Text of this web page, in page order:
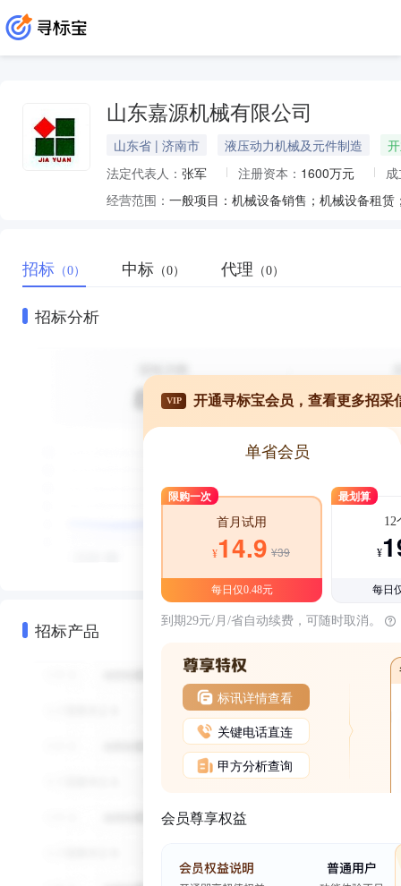
山东嘉源机械有限公司
山东省 | 济南市 液压动力机械及元件制造
法定代表人： 张军 注册资本： 1600万元
经营范围：
招标 （0） 中标 （0） 代理 （0）
招标分析
招标产品
VIP 开通寻标宝会员，查看更多招采
单省会员
限购一次
首月试用
¥14.9 ¥39
每日仅0.48元
最划算
12
¥
每日
到期29元/月/省自动续费，可随时取消。
标讯详情查看
关键电话直连
甲方分析查询
会员尊享权益